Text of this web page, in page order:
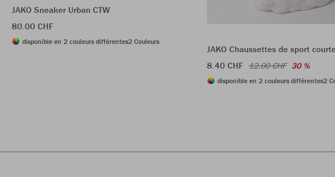
JAKO Sneaker Urban CTW
80.00 CHF
disponible en 2 couleurs différentes2 Couleurs
JAKO Chaussettes de sport
8.40 CHF 12.00 CHF 30 %
disponible en 2 couleurs différentes2